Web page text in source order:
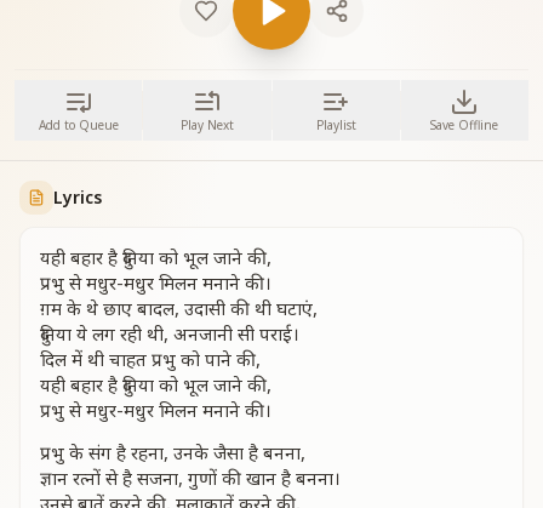
Add to Queue Play Next Playlist Save Offline
Lyrics
यही बहार है दुनिया को भूल जाने की,
प्रभु से मधुर-मधुर मिलन मनाने की।
ग़म के थे छाए बादल, उदासी की थी घटाएं,
दुनिया ये लग रही थी, अनजानी सी पराई।
दिल में थी चाहत प्रभु को पाने की,
यही बहार है दुनिया को भूल जाने की,
प्रभु से मधुर-मधुर मिलन मनाने की।
प्रभु के संग है रहना, उनके जैसा है बनना,
ज्ञान रत्नों से है सजना, गुणों की खान है बनना।
उनसे बातें करने की, मुलाकातें करने की,